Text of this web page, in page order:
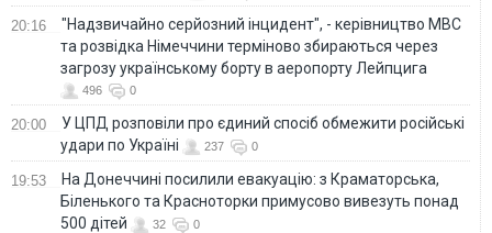
20:16
"Надзвичайно серйозний інцидент", - керівництво МВС
та розвідка Німеччини терміново збираються через
загрозу українському борту в аеропорту Лейпцига
496 0
20:00
У ЦПД розповіли про єдиний спосіб обмежити російські
удари по Україні
237 0
19:53
На Донеччині посилили евакуацію: з Краматорська,
Біленького та Красноторки примусово вивезуть понад
500 дітей
32 0